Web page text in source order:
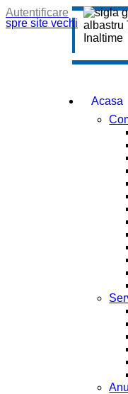
spre site vechi
Autentificare
Acasa